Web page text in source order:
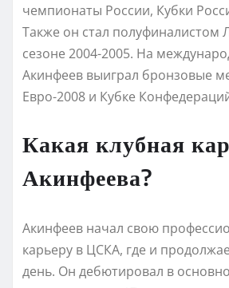
чемпионаты России, Кубки
Также он стал полуфиналистом
сезоне 2004-2005. На
Акинфеев выиграл бронзовые
Евро-2008 и Кубке
Какая клубная
Акинфеева?
Акинфеев начал свою
карьеру в ЦСКА, где и
день. Он дебютировал в